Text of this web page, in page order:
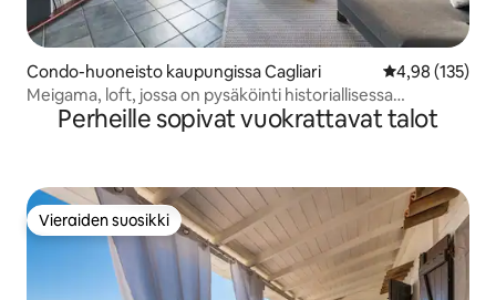
Condo-huoneisto kaupungissa Cagliari
4,98 (135)
Meigama, loft, jossa on pysäköinti historiallisessa
keskustassa
Perheille sopivat vuokrattavat talot
Vieraiden suosikki
Vieraiden suosikki